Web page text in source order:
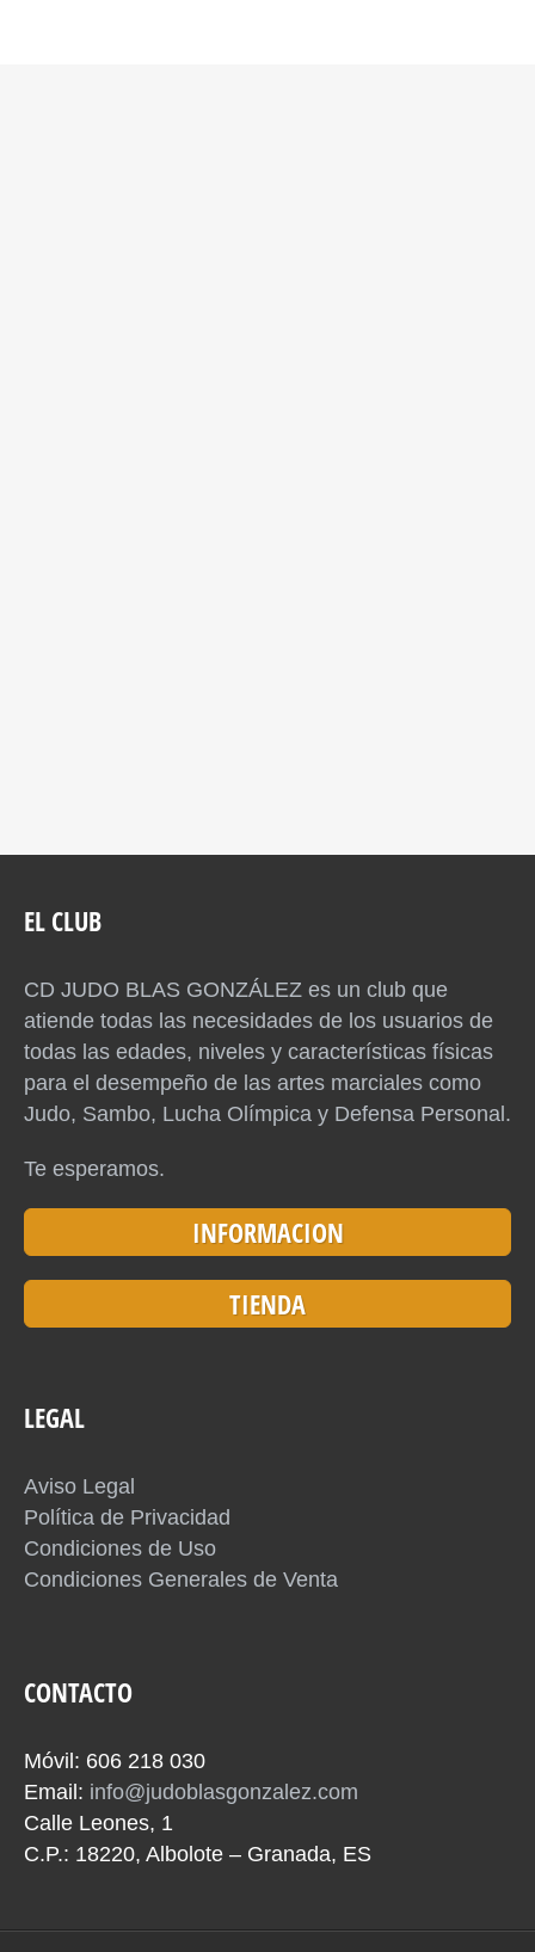
EL CLUB
CD JUDO BLAS GONZÁLEZ es un club que
atiende todas las necesidades de los usuarios de
todas las edades, niveles y características físicas
para el desempeño de las artes marciales como
Judo, Sambo, Lucha Olímpica y Defensa Personal.
Te esperamos.
INFORMACION
TIENDA
LEGAL
Aviso Legal
Política de Privacidad
Condiciones de Uso
Condiciones Generales de Venta
CONTACTO
Móvil: 606 218 030
Email: info@judoblasgonzalez.com
Calle Leones, 1
C.P.: 18220, Albolote – Granada, ES